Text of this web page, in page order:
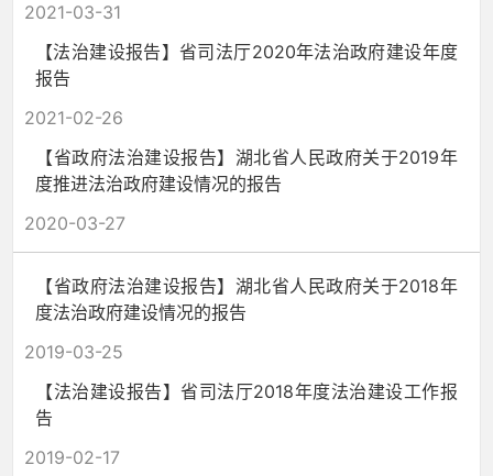
2021-03-31
【法治建设报告】省司法厅2020年法治政府建设年度
报告
2021-02-26
【省政府法治建设报告】湖北省人民政府关于2019年
度推进法治政府建设情况的报告
2020-03-27
【省政府法治建设报告】湖北省人民政府关于2018年
度法治政府建设情况的报告
2019-03-25
【法治建设报告】省司法厅2018年度法治建设工作报
告
2019-02-17